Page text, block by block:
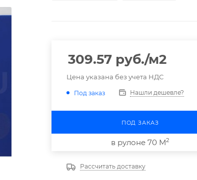
309.57 руб./м2
Цена указана без учета НДС
Под заказ Нашли дешевле?
ПОД ЗАКАЗ
в рулоне 70 М2
Рассчитать доставку